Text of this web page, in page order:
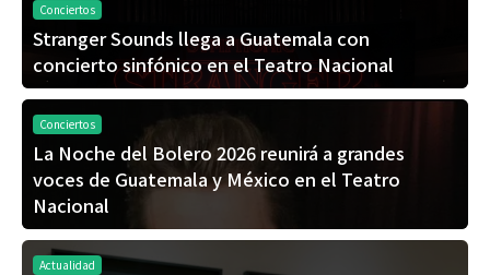
Conciertos
Stranger Sounds llega a Guatemala con
concierto sinfónico en el Teatro Nacional
Conciertos
La Noche del Bolero 2026 reunirá a grandes
voces de Guatemala y México en el Teatro
Nacional
Actualidad